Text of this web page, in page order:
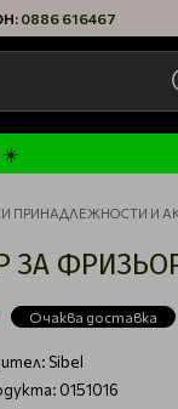
0886 616467
☀️
ПРИНАДЛЕЖНОСТИ И
ЗА
Очаква доставка
Sibel
0151016